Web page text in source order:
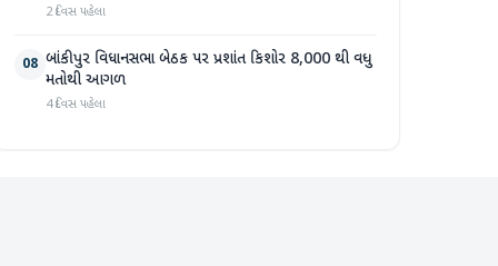
2 દિવસ પહેલા
08 બાંકીપુર વિધાનસભા બેઠક પર પ્રશાંત કિશોર 8,000 થી વધુ
મતોથી આગળ
4 દિવસ પહેલા